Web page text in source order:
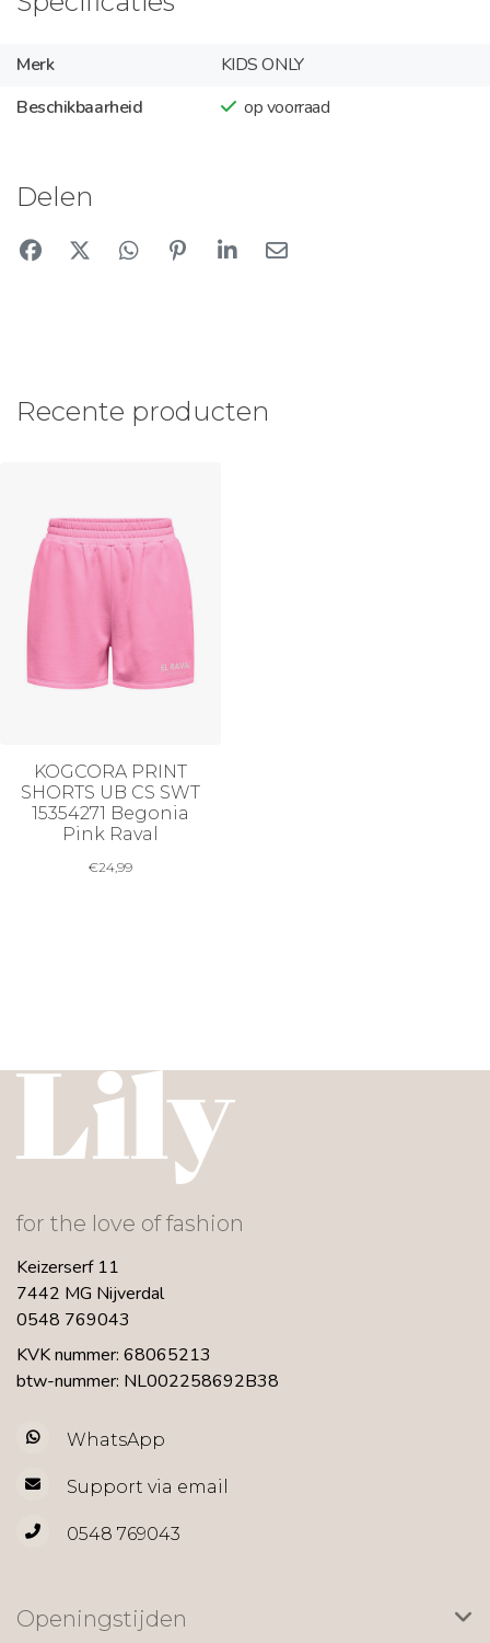
Merk
KIDS ONLY
Beschikbaarheid
op voorraad
Delen
Recente producten
KOGCORA PRINT
SHORTS UB CS SWT
15354271 Begonia
Pink Raval
€24,99
for the love of fashion
Keizerserf 11
7442 MG Nijverdal
0548 769043
KVK nummer: 68065213
btw-nummer: NL002258692B38
WhatsApp
Support via email
0548 769043
Openingstijden